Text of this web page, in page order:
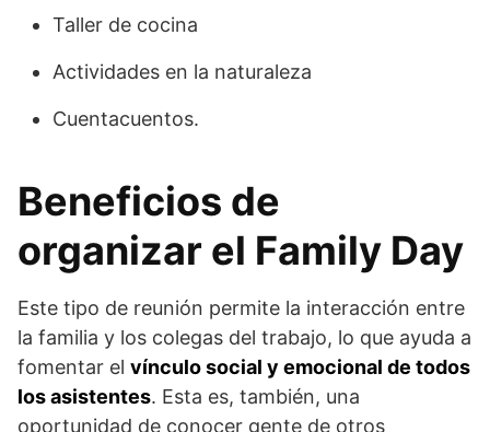
Taller de cocina
Actividades en la naturaleza
Cuentacuentos.
Beneficios de
organizar el Family Day
Este tipo de reunión permite la interacción entre
la familia y los colegas del trabajo, lo que ayuda a
fomentar el vínculo social y emocional de todos
los asistentes. Esta es, también, una
oportunidad de conocer gente de otros